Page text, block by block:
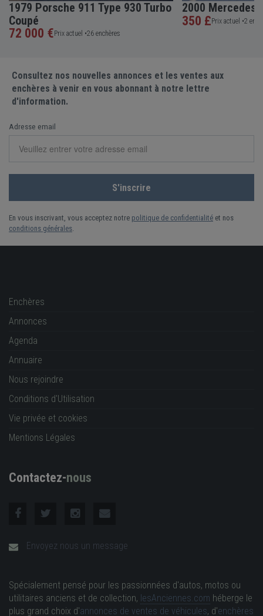
1979 Porsche 911 Type 930 Turbo
Coupé
72 000 € Prix actuel •26 enchères
2000 Mercedes-
350 £ Prix actuel •2
Consultez nos nouvelles annonces et les ventes aux
enchères à venir en vous abonnant à notre lettre
d'information.
Adresse email
En vous inscrivant, vous acceptez notre politique de confidentialité et nos
conditions générales.
Enchères
Annonces
Agenda
Annuaire
Nous rejoindre
Conditions d'Utilisation
Vie privée et cookies
Mentions Légales
Contactez-nous
Envoyez nous un message
Spécialement pensé pour les passionnées d'autos, motos ou
utilitaires anciens et de collection, lesAnciennes.com héberge le
plus grand choix d'annonces de ventes de véhicules, d'enchères